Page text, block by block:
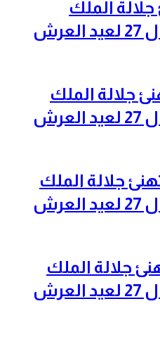
الملك
جلالة الملك
جلالة الملك
جلالة الملك